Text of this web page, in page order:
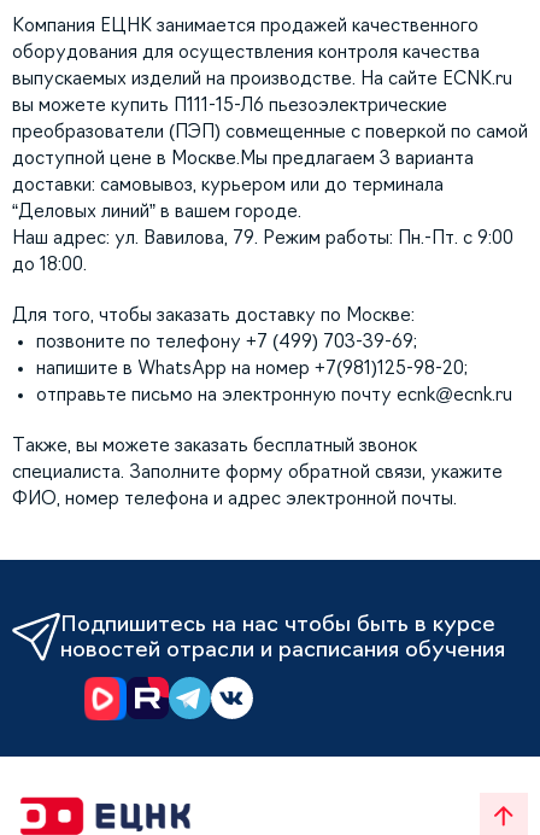
Компания ЕЦНК занимается продажей качественного
оборудования для осуществления контроля качества
выпускаемых изделий на производстве. На сайте ECNK.ru
вы можете купить П111-15-Л6 пьезоэлектрические
преобразователи (ПЭП) совмещенные с поверкой по самой
доступной цене в Москве.Мы предлагаем 3 варианта
доставки: самовывоз, курьером или до терминала
“Деловых линий” в вашем городе.
Наш адрес: ул. Вавилова, 79. Режим работы: Пн.-Пт. с 9:00
до 18:00.
Для того, чтобы заказать доставку по Москве:
позвоните по телефону +7 (499) 703-39-69;
напишите в WhatsApp на номер +7(981)125-98-20;
отправьте письмо на электронную почту ecnk@ecnk.ru
Также, вы можете заказать бесплатный звонок
специалиста. Заполните форму обратной связи, укажите
ФИО, номер телефона и адрес электронной почты.
Подпишитесь на нас чтобы быть в курсе
новостей отрасли и расписания обучения